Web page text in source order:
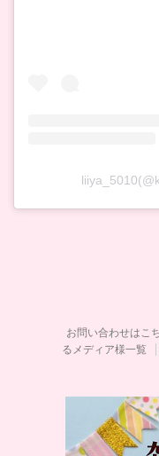
お問い合わせはこ
るメディア様一覧